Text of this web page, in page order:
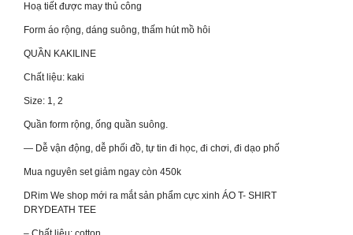
Hoạ tiết được may thủ công
Form áo rộng, dáng suông, thấm hút mồ hôi
QUẦN KAKILINE
Chất liệu: kaki
Size: 1, 2
Quần form rộng, ống quần suông.
— Dễ vận động, dễ phối đồ, tự tin đi học, đi chơi, đi dạo phố
Mua nguyên set giảm ngay còn 450k
DRim We shop mới ra mắt sản phẩm cực xinh ÁO T- SHIRT
DRYDEATH TEE